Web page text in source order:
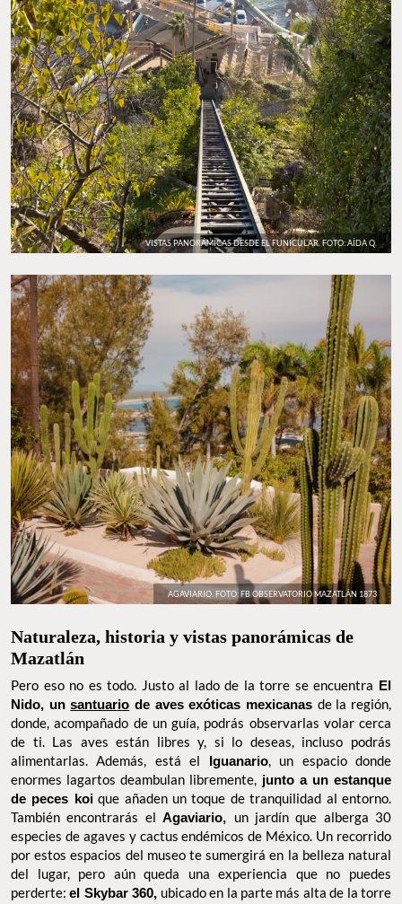
VISTAS PANORÁMICAS DESDE EL FUNICULAR. FOTO: AÍDA Q.
AGAVIARIO. FOTO: FB OBSERVATORIO MAZATLÁN 1873
Naturaleza, historia y vistas panorámicas
de Mazatlán
Pero eso no es todo. Justo al lado de la torre se encuentraEl
Nido, unsantuariode aves exóticas mexicanasde la región,
donde, acompañado de un guía, podrás observarlas volar cerca
de ti. Las aves están libres y, si lo deseas, incluso podrás
alimentarlas. Además, está elIguanario, un espacio donde
enormes lagartos deambulan libremente,junto a un estanque